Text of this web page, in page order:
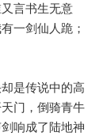
言书生无意
一剑仙人跪；
是传说中的高
门，倒骑青牛
响成了陆地神